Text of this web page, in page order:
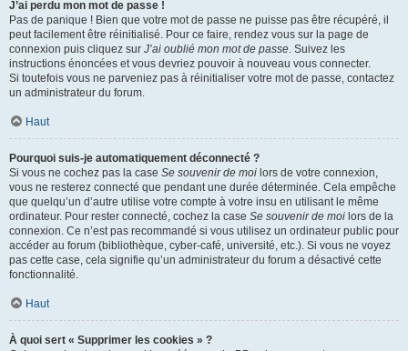
J’ai perdu mon mot de passe !
Pas de panique ! Bien que votre mot de passe ne puisse pas être récupéré, il
peut facilement être réinitialisé. Pour ce faire, rendez vous sur la page de
connexion puis cliquez sur J’ai oublié mon mot de passe. Suivez les
instructions énoncées et vous devriez pouvoir à nouveau vous connecter.
Si toutefois vous ne parveniez pas à réinitialiser votre mot de passe, contactez
un administrateur du forum.
Haut
Pourquoi suis-je automatiquement déconnecté ?
Si vous ne cochez pas la case Se souvenir de moi lors de votre connexion,
vous ne resterez connecté que pendant une durée déterminée. Cela empêche
que quelqu’un d’autre utilise votre compte à votre insu en utilisant le même
ordinateur. Pour rester connecté, cochez la case Se souvenir de moi lors de la
connexion. Ce n’est pas recommandé si vous utilisez un ordinateur public pour
accéder au forum (bibliothèque, cyber-café, université, etc.). Si vous ne voyez
pas cette case, cela signifie qu’un administrateur du forum a désactivé cette
fonctionnalité.
Haut
À quoi sert « Supprimer les cookies » ?